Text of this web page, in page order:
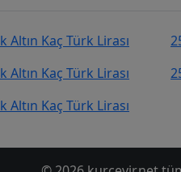
Altın Kaç Türk Lirası
Altın Kaç Türk Lirası
Altın Kaç Türk Lirası